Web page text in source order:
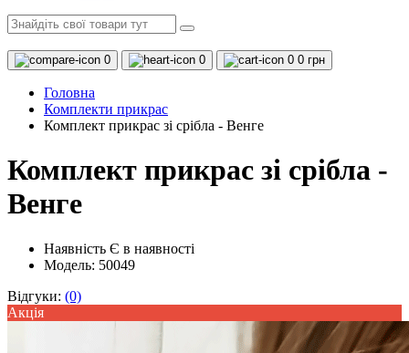
0 0 0 0 грн
Головна
Комплекти прикрас
Комплект прикрас зі срібла - Венге
Комплект прикрас зі срібла -
Венге
Наявність Є в наявності
Модель: 50049
Відгуки: (0)
Акцiя